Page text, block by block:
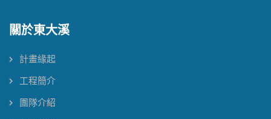
關於東大溪
計畫緣起
工程簡介
團隊介紹